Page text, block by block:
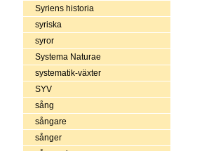
Syriens historia
syriska
syror
Systema Naturae
systematik-växter
SYV
sång
sångare
sånger